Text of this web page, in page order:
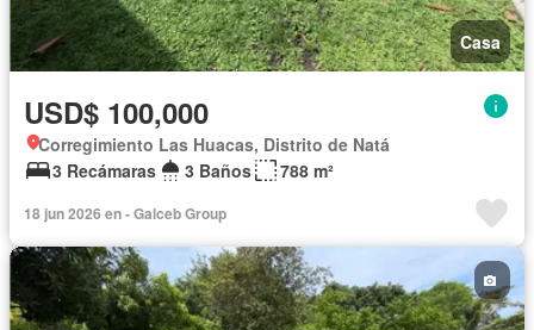
Casa
USD$ 100,000
Corregimiento Las Huacas, Distrito de Natá
3 Recámaras
3 Baños 788 m²
18 jun 2026 en - Galceb Group